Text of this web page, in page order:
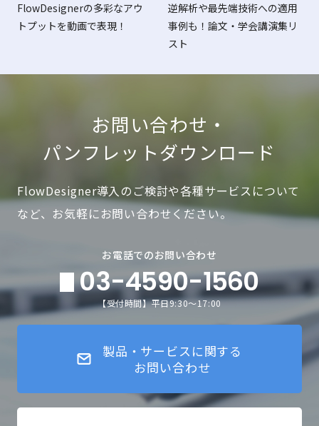
FlowDesignerの多彩なアウ
トプットを動画で表現！
逆解析や最先端技術への適用
事例も！論文・学会講演集リ
スト
お問い合わせ・
パンフレットダウンロード
FlowDesigner導入のご検討や各種サービスについて
など、お気軽にお問い合わせください。
お電話でのお問い合わせ
03-4590-1560
【受付時間】平日9:30～17:00
製品・サービスに関する
お問い合わせ